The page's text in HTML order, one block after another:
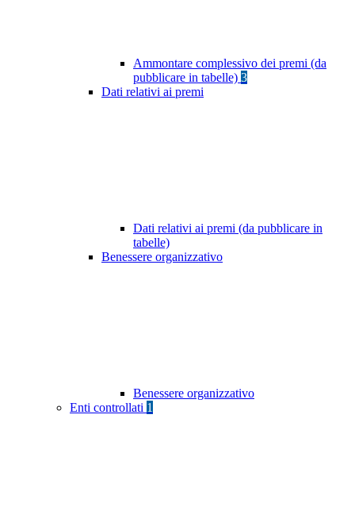
Ammontare complessivo dei premi (da
pubblicare in tabelle) 3
Dati relativi ai premi
Dati relativi ai premi (da pubblicare in
tabelle)
Benessere organizzativo
Benessere organizzativo
Enti controllati 1